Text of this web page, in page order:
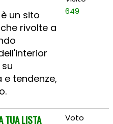
un sito
rivolte a
tendenze,
649
TUA LISTA Voto